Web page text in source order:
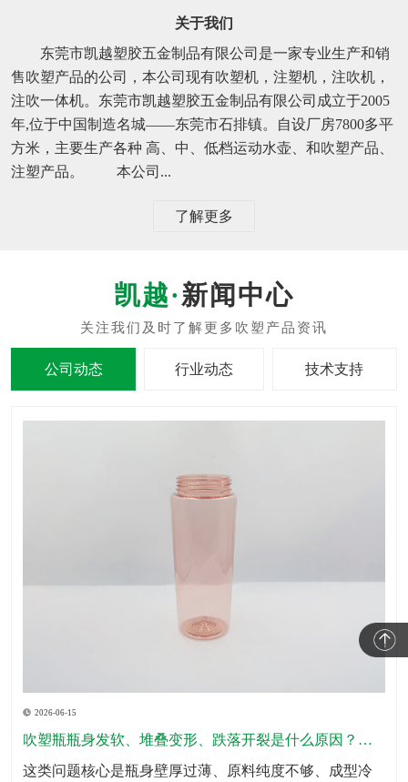
关于我们
东莞市凯越塑胶五金制品有限公司是一家专业生产和销
售吹塑产品的公司，本公司现有吹塑机，注塑机，注吹机，
注吹一体机。东莞市凯越塑胶五金制品有限公司成立于2005
年,位于中国制造名城——东莞市石排镇。自设厂房7800多平
方米，主要生产各种 高、中、低档运动水壶、和吹塑产品、
注塑产品。 本公司...
了解更多
新闻中心
公司动态 行业动态 技术支持
2026-06-15
吹塑瓶瓶身发软、堆叠变形、跌落开裂是什么原因？怎么规避？
这类问题核心是瓶身壁厚过薄、原料纯度不够、成型冷